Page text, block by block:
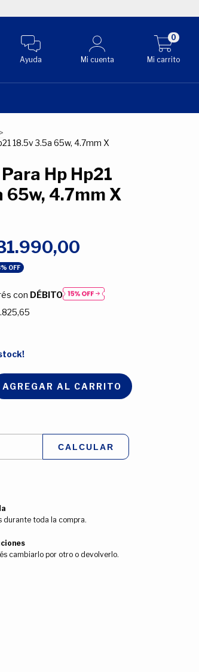
Ayuda Mi cuenta Mi carrito
0
>
18.5v 3.5a 65w, 4.7mm X
Hp Hp21
65w, 4.7mm X
% OFF
con DÉBITO
CALCULAR
durante toda la compra.
cambiarlo por otro o devolverlo.